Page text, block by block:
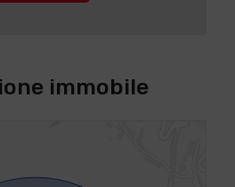
immobile